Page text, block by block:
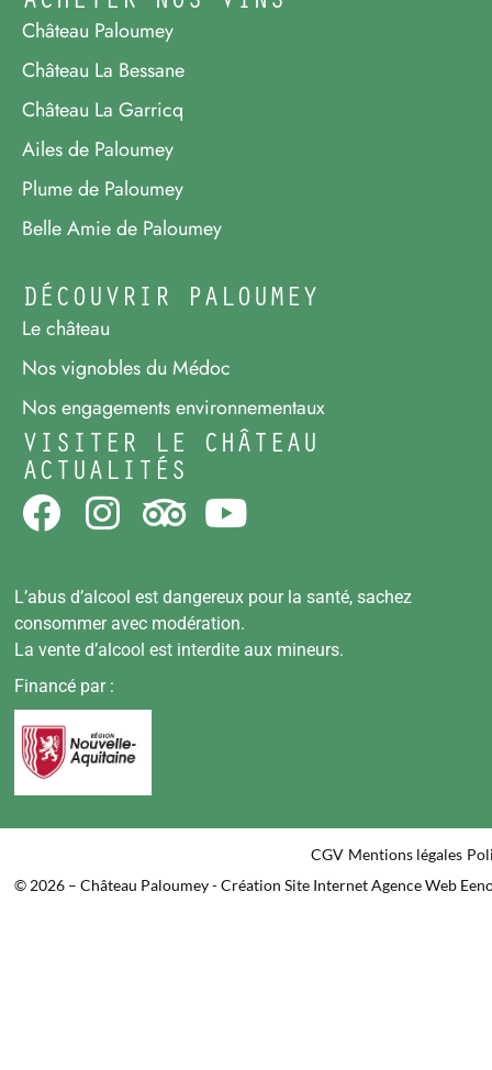
Château Paloumey
Château La Bessane
Château La Garricq
Ailes de Paloumey
Plume de Paloumey
Belle Amie de Paloumey
DÉCOUVRIR PALOUMEY
Le château
Nos vignobles du Médoc
Nos engagements environnementaux
VISITER LE CHÂTEAU
ACTUALITÉS
L’abus d’alcool est dangereux pour la santé, sachez
consommer avec modération.
La vente d’alcool est interdite aux mineurs.
Financé par :
CGV Mentions légales
© 2026 – Château Paloumey - Création Site Internet Agence Web